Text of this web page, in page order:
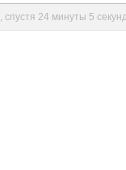
, спустя 24 минуты 5